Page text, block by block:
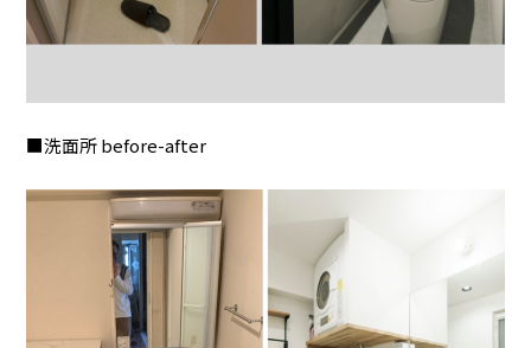
■洗面所 before-after